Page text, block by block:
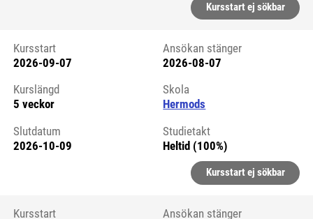
Kursstart ej sökbar
Kursstart 6061354
Kursstart
2026-09-07
Ansökan stänger
2026-08-07
Kurslängd
5 veckor
Skola
Hermods
Slutdatum
2026-10-09
Studietakt
Heltid (100%)
Kursstart ej sökbar
Kursstart
Ansökan stänger